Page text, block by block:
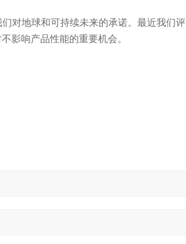
对地球和可持续未来的承诺。最近我们评
影响产品性能的重要机会。